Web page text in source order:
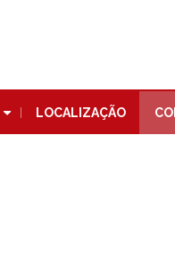
LOCALIZAÇÃO